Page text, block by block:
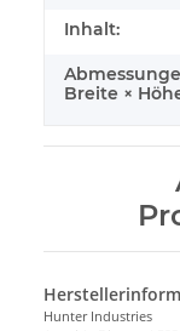
Inhalt:
Breite ×
Hunter Industries